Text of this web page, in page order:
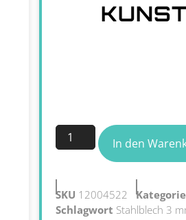
In den
SKU 12004522
Schlagwort Stahlblech 3